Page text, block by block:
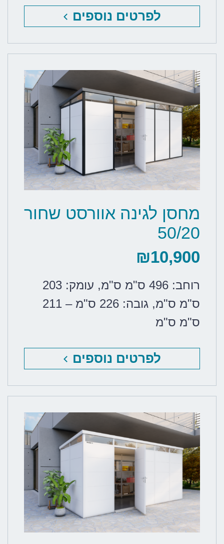
לפרטים נוספים
מחסן לגינה אוורסט שחור
50/20
₪10,900
רוחב: 496 ס"מ ס"מ ,
עומק: 203
ס"מ ס"מ,
גובה: 226 ס"מ – 211
ס"מ ס"מ
לפרטים נוספים